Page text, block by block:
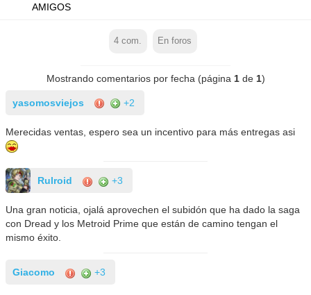
AMIGOS
4 com. En foros
Mostrando comentarios por fecha (página 1de 1)
yasomosviejos +2
Merecidas ventas, espero sea un incentivo para más entregas asi
Rulroid +3
Una gran noticia, ojalá aprovechen el subidón que ha dado la saga
con Dread y los Metroid Prime que están de camino tengan el
mismo éxito.
Giacomo +3